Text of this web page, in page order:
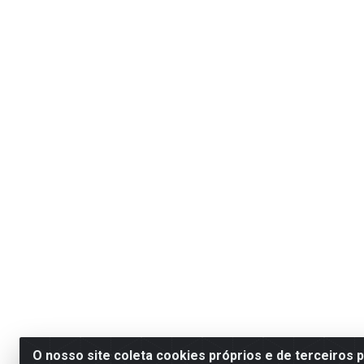
O nosso site coleta cookies próprios e de terceiros